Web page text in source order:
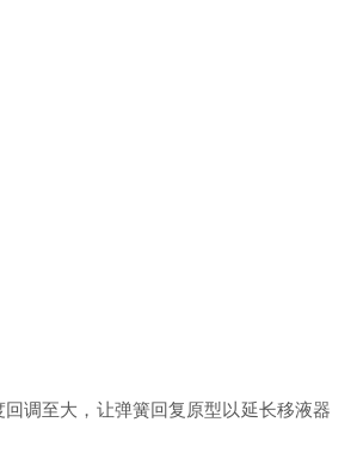
调至大，让弹簧回复原型以延长移液器